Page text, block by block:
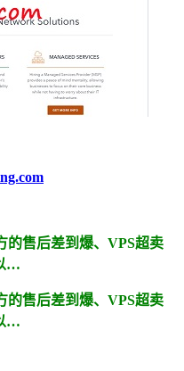
的售后差到爆、VPS超卖
…
的售后差到爆、VPS超卖
…